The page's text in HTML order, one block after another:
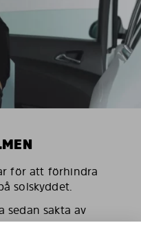
för att förhindra
solskyddet.
sedan sakta av
statisk elektricitet.